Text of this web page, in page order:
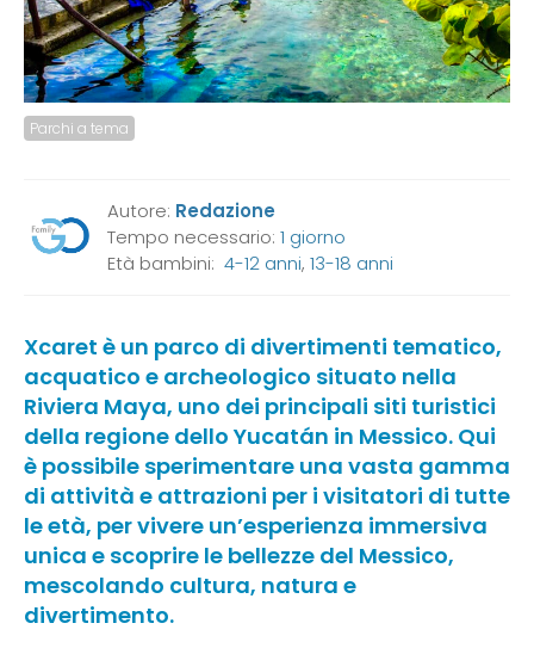
Parchi a tema
Autore: Redazione
Tempo necessario: 1 giorno
Età bambini: 4-12 anni, 13-18 anni
Xcaret è un parco di divertimenti tematico,
acquatico e archeologico situato nella
Riviera Maya, uno dei principali siti turistici
della regione dello Yucatán in Messico. Qui
è possibile sperimentare una vasta gamma
di attività e attrazioni per i visitatori di tutte
le età, per vivere un’esperienza immersiva
unica e scoprire le bellezze del Messico,
mescolando cultura, natura e
divertimento.